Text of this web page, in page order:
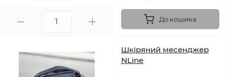
До кошика
Шкіряний месенджер
NLine